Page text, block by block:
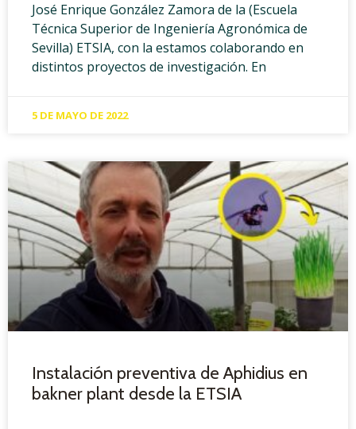
José Enrique González Zamora de la (Escuela
Técnica Superior de Ingeniería Agronómica de
Sevilla) ETSIA, con la estamos colaborando en
distintos proyectos de investigación. En
5 DE MAYO DE 2022
Instalación preventiva de Aphidius en
bakner plant desde la ETSIA